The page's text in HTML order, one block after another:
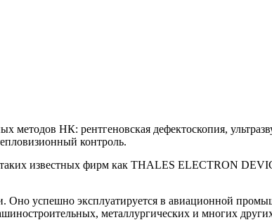
методов НК: рентгеновская дефектоскопия,
контроль.
таких известных фирм как THALES ELECTRON
успешно эксплуатируется в авиационной
металлургических и многих